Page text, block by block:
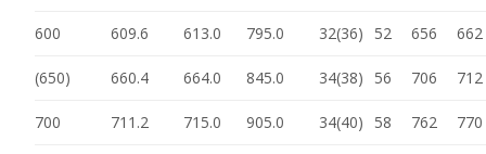
600 609.6 613.0 795.0 32(36) 52 656 662
(650) 660.4 664.0 845.0 34(38) 56 706 712
700 711.2 715.0 905.0 34(40) 58 762 770